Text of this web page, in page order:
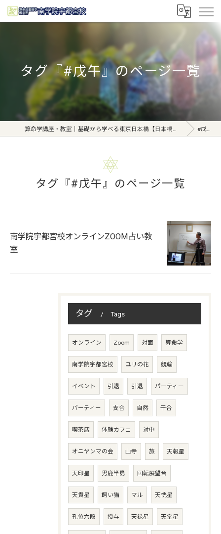
タグ『#戊午』のページ一覧
算命学講座・教室｜基礎から学べる東京日本橋【日本橋南学院】 #戊午
タグ『#戊午』のページ一覧
南学院宇都宮校オンラインZOOM占い教
室
タグ Tags
オンライン Zoom 対面 算命学
南学院宇都宮校 ユリの花 競輪
イベント 引退 引退 パーティー
パーティー 支合 自然 干合
喫茶店 体験カフェ 対中
オニヤンマの会 山寺 旅 天報星
天印星 男鹿半島 回転展望台
天貴星 飼い猫 マル 天恍星
孔位六段 授与 天禄星 天堂星